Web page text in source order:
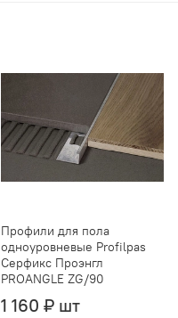
Профили для пола
одноуровневые Profilpas
Серфикс Проэнгл
PROANGLE ZG/90
1 160 ₽ шт